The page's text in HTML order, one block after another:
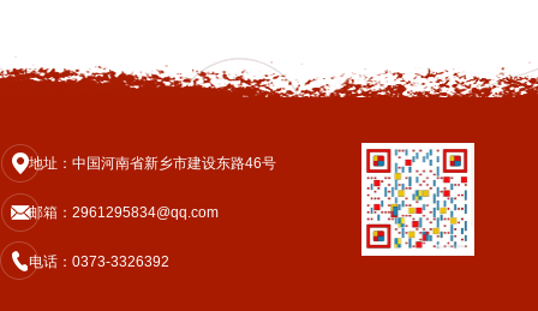
地址：中国河南省新乡市建设东路46号
邮箱：2961295834@qq.com
电话：0373-3326392